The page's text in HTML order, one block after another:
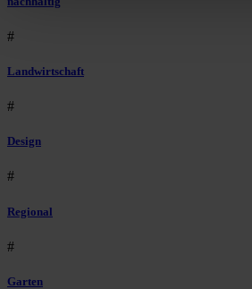
#
Landwirtschaft
#
Design
#
Regional
#
Garten